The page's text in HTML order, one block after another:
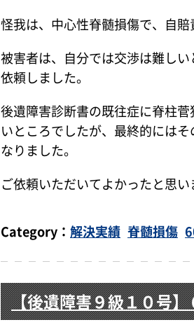
怪我は、中心性脊髄損傷で、自
被害者は、自分では交渉は難し
依頼しました。
後遺障害診断書の既往症に脊柱
いところでしたが、最終的には
なりました。
ご依頼いただいてよかったと思い
Category： 解決実績 脊髄損傷
【後遺障害９級１０号